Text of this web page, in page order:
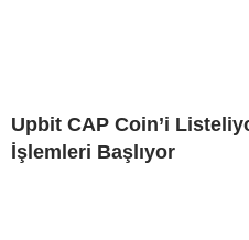
Upbit CAP Coin’i
İşlemleri Başlıyor